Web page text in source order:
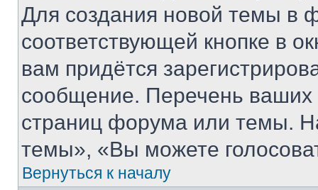
Для создания новой темы в
соответствующей кнопке в
вам придётся
сообщение. Перечень ваших
страниц форума или темы.
темы», «Вы можете
Вернуться к началу